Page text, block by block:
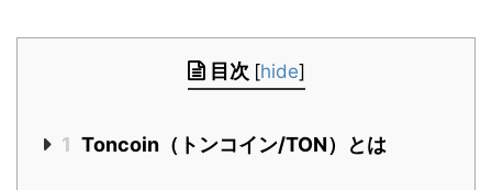
目次 [hide]
1 Toncoin（トンコイン/TON）とは